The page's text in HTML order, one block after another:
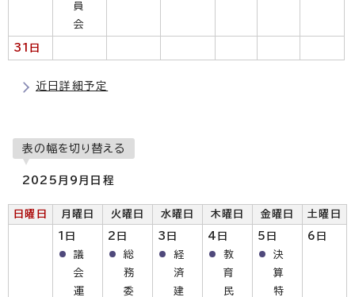
員
会
31日
近日詳細予定
表の幅を切り替える
2025月9月日程
日曜日 月曜日 火曜日 水曜日 木曜日 金曜日 土曜日
1日
議
会
運
2日
総
務
委
3日
経
済
建
4日
教
育
民
5日
決
算
特
6日